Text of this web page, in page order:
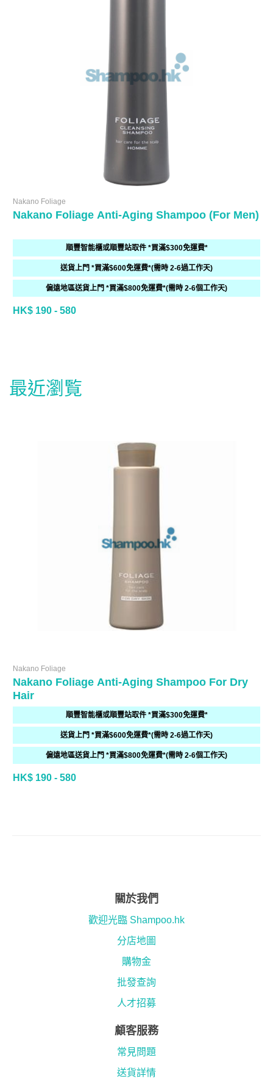
Nakano Foliage
Nakano Foliage Anti-Aging Shampoo (For Men)
順豐智能櫃或順豐站取件 *買滿$300免運費*
送貨上門 *買滿$600免運費*(需時 2-6過工作天)
偏遠地區送貨上門 *買滿$800免運費*(需時 2-6個工作天)
HK$ 190 - 580
最近瀏覧
Nakano Foliage
Nakano Foliage Anti-Aging Shampoo For Dry
Hair
順豐智能櫃或順豐站取件 *買滿$300免運費*
送貨上門 *買滿$600免運費*(需時 2-6過工作天)
偏遠地區送貨上門 *買滿$800免運費*(需時 2-6個工作天)
HK$ 190 - 580
關於我們
歡迎光臨 Shampoo.hk
分店地圖
購物金
批發查詢
人才招募
顧客服務
常見問題
送貨詳情